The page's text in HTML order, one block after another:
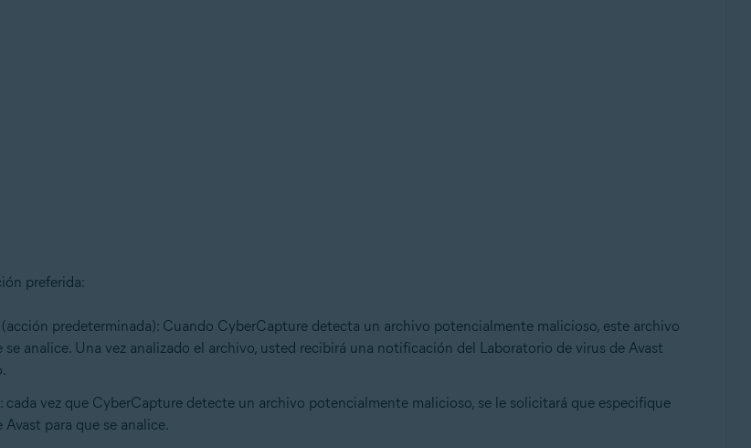
preferida:
predeterminada): Cuando CyberCapture detecta un archivo potencialmente malicioso, este archivo
analice. Una vez analizado el archivo, usted recibirá una notificación del Laboratorio de virus de Avast
: cada vez que CyberCapture detecte un archivo potencialmente malicioso, se le solicitará que especifique
para que se analice.